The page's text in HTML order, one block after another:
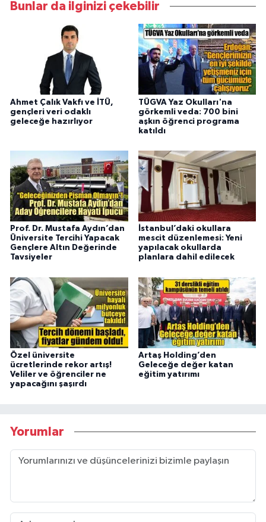
Bunlar da ilginizi çekebilir
Ahmet Çalık Vakfı ve İTÜ,
gençleri veri odaklı
geleceğe hazırlıyor
TÜGVA Yaz Okulları'na
görkemli veda: 700 bini
aşkın öğrenci programa
katıldı
Prof. Dr. Mustafa Aydın’dan
Üniversite Tercihi Yapacak
Gençlere Altın Değerinde
Tavsiyeler
İstanbul’daki okullara
mescit düzenlemesi: Yeni
yapılacak okullarda
planlara dahil edilecek
Özel üniversite
ücretlerinde rekor artış!
Veliler ve öğrenciler ne
yapacağını şaşırdı
Artaş Holding’den
Geleceğe değer katan
eğitim yatırımı
Yorumlar